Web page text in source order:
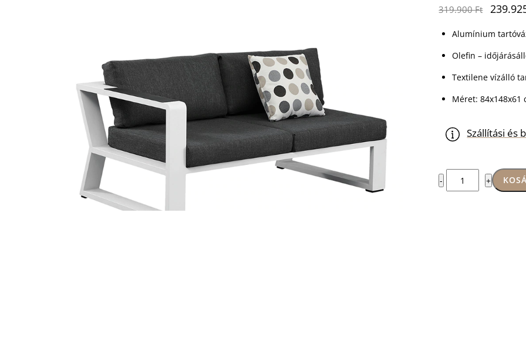
319.900Ft
was:
Alumínium
Olefin –
Textilene vízálló
Méret: 84x148x61
Szállítási és
-
Ravenna
dupla
+